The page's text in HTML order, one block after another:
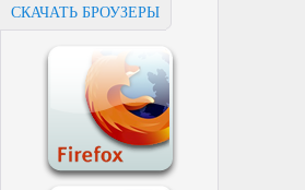
СКАЧАТЬ БРОУЗЕРЫ